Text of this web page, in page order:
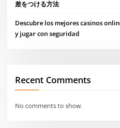
差をつける方法
Descubre los mejores casinos
y jugar con seguridad
Recent Comments
No comments to show.